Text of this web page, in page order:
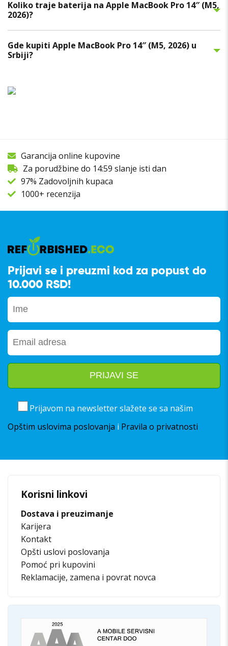
Koliko traje baterija na Apple MacBook Pro 14″ (M5,
2026)?
Gde kupiti Apple MacBook Pro 14″ (M5, 2026) u
Srbiji?
Garancija online kupovine
Za porudžbine do 14:59 slanje isti dan
97% Zadovoljnih kupaca
1000+ recenzija
Prijavi se i preuzmi kod za popust do
10.000 RSD!
Prijavom na newsletter slažete se sa našim
Opštim uslovima poslovanja i Pravila o privatnosti
Korisni linkovi
Dostava i preuzimanje
Karijera
Kontakt
Opšti uslovi poslovanja
Pomoć pri kupovini
Reklamacije, zamena i povrat novca